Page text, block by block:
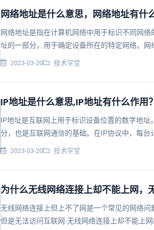
网络地址是什么意思，网络地址有什
网络地址是指在计算机网络中用于标识不同网
址的一部分，用于确定设备所在的特定网络。网
备在网络中的位置，以便进行数据通信和···
2023-03-20 技术学堂
IP地址是什么意思,IP地址有什么作用？
IP地址是互联网上用于标识设备位置的数字地
分，也是互联网通信的基础。在IP协议中，每台
址，以便在网络上进行通信。IP地址通常···
2023-03-20 技术学堂
为什么无线网络连接上却不能上网，
无线网络连接上但上不了网是一个常见的网络问
但是无法访问互联网.无线网络连接上却不能上